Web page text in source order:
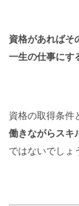
資格があればそ
一生の仕事にす
資格の取得条件
働きながらスキ
ではないでしょ